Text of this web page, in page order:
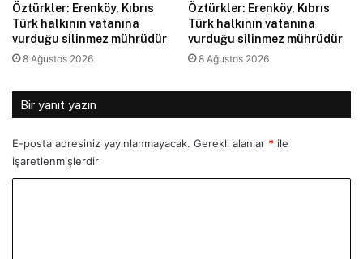
Öztürkler: Erenköy, Kıbrıs
Türk halkının vatanına
vurduğu silinmez mührüdür
8 Ağustos 2026
Öztürkler: Erenköy, Kıbrıs
Türk halkının vatanına
vurduğu silinmez mührüdür
8 Ağustos 2026
Bir yanıt yazın
E-posta adresiniz yayınlanmayacak. Gerekli alanlar * ile
işaretlenmişlerdir